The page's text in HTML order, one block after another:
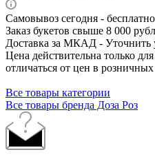
Самовывоз сегодня - бесплатно
Заказ букетов свыше 8 000
Доставка за МКАД - Уточнить
Цена действительна только
отличаться от цен в
Все товары категории
Все товары бренда Доза Роз